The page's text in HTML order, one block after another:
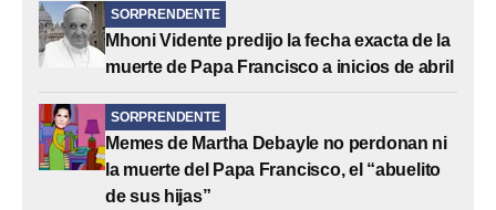
SORPRENDENTE
Mhoni Vidente predijo la fecha exacta de la
muerte de Papa Francisco a inicios de abril
SORPRENDENTE
Memes de Martha Debayle no perdonan ni
la muerte del Papa Francisco, el “abuelito
de sus hijas”